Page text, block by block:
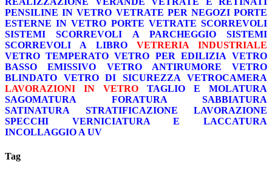
PENSILINE IN VETRO VETRATE PER NEGOZI PORTE
ESTERNE IN VETRO PORTE VETRATE SCORREVOLI
SISTEMI SCORREVOLI A PARCHEGGIO
SISTEMI
SCORREVOLI A LIBRO
VETRERIA INDUSTRIALE
VETRO TEMPERATO VETRO PER EDILIZIA VETRO
BASSO EMISSIVO
VETRO ANTIRUMORE
VETRO
BLINDATO
VETRO DI SICUREZZA
VETROCAMERA
LAVORAZIONI IN VETRO
TAGLIO E MOLATURA
SAGOMATURA
FORATURA
SABBIATURA
SATINATURA
STRATIFICAZIONE
LAVORAZIONE
SPECCHI
VERNICIATURA E LACCATURA
INCOLLAGGIO A UV
Tag